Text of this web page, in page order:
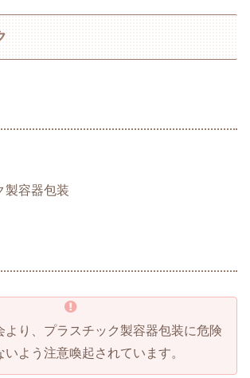
製容器包装
より、プラスチック製容器包装に危険
よう注意喚起されています。